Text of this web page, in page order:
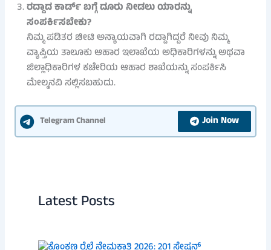
ರದ್ದಾದ ಕಾರ್ಡ್ ಬಗ್ಗೆ ದೂರು ನೀಡಲು ಯಾರನ್ನು
ಸಂಪರ್ಕಿಸಬೇಕು?
ನಿಮ್ಮ ಪಡಿತರ ಚೀಟಿ ಅನ್ಯಾಯವಾಗಿ ರದ್ದಾಗಿದ್ದರೆ ನೀವು ನಿಮ್ಮ
ವ್ಯಾಪ್ತಿಯ ತಾಲೂಕು ಆಹಾರ ಇಲಾಖೆಯ ಅಧಿಕಾರಿಗಳನ್ನು ಅಥವಾ
ಜಿಲ್ಲಾಧಿಕಾರಿಗಳ ಕಚೇರಿಯ ಆಹಾರ ಶಾಖೆಯನ್ನು ಸಂಪರ್ಕಿಸಿ
ಮೇಲ್ಮನವಿ ಸಲ್ಲಿಸಬಹುದು.
Telegram Channel Join Now
Latest Posts